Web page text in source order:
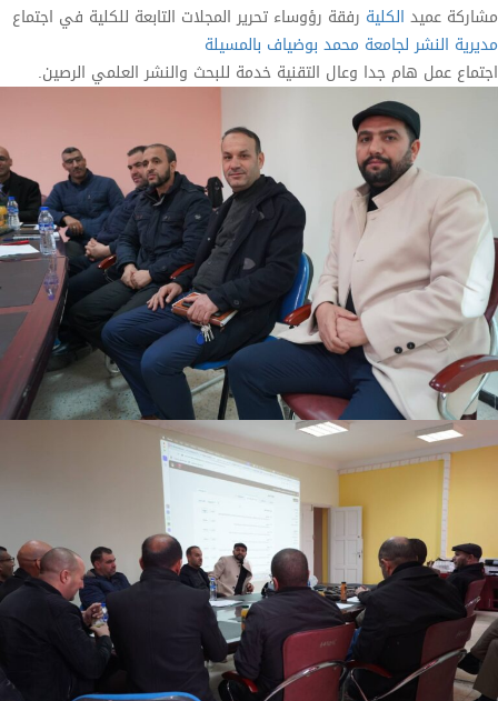
مشاركة عميد الكلية رفقة رؤوساء تحرير المجلات التابعة للكلية في اجتماع
مديرية النشر لجامعة محمد بوضياف بالمسيلة
اجتماع عمل هام جدا وعال التقنية خدمة للبحث والنشر العلمي الرصين.